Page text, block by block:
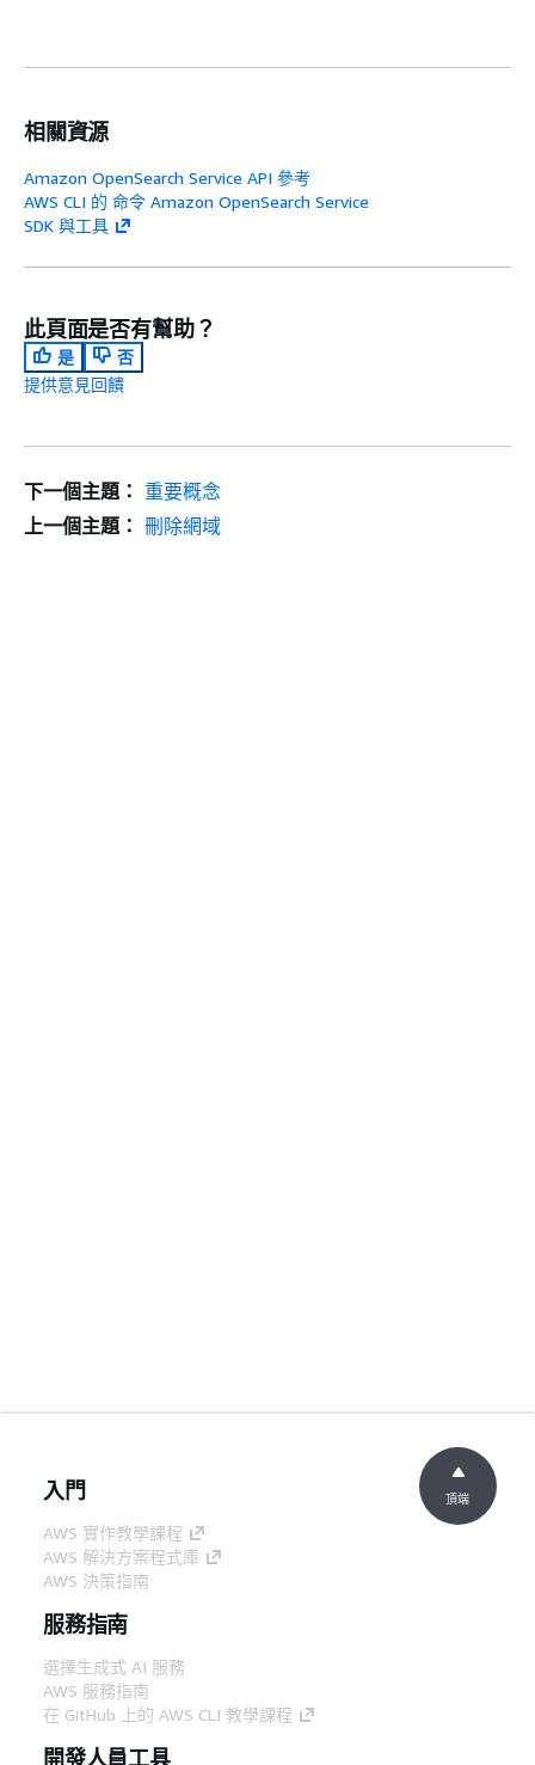
相關資源
Amazon OpenSearch Service API 參考
AWS CLI 的 命令 Amazon OpenSearch Service
SDK 與工具
此頁面是否有幫助？
是
否
提供意見回饋
下一個主題： 重要概念
上一個主題： 刪除網域
入門
AWS 實作教學課程
AWS 解決方案程式庫
AWS 決策指南
服務指南
選擇生成式 AI 服務
AWS 服務指南
在 GitHub 上的 AWS CLI 教學課程
開發人員工具
頂端